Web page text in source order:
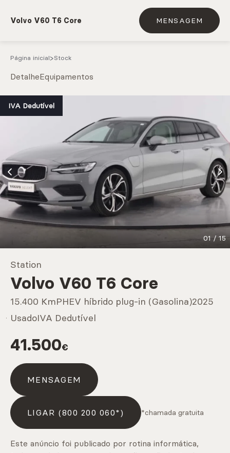
Volvo V60 T6 Core MENSAGEM
Página inicial Stock
DetalheEquipamentos
01 / 15
IVA Dedutível
Station
Volvo V60 T6 Core
15.400 KmPHEV híbrido plug-in (Gasolina)2025
UsadoIVA Dedutível
41.500€
MENSAGEM
LIGAR (800 200 060*) *chamada gratuita
Este anúncio foi publicado por rotina informática,
e.g. Mercedes-Benz; BMW; Ford
Stock
CARREGAR MAIS
Marcas
CARREGAR MAIS
Serviços
CARREGAR MAIS